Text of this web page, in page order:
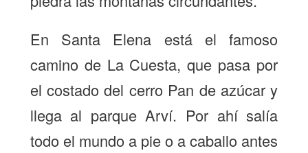
En Santa Elena está el famoso
camino de La Cuesta, que pasa por
el costado del cerro Pan de azúcar y
llega al parque Arví. Por ahí salía
todo el mundo a pie o a caballo antes